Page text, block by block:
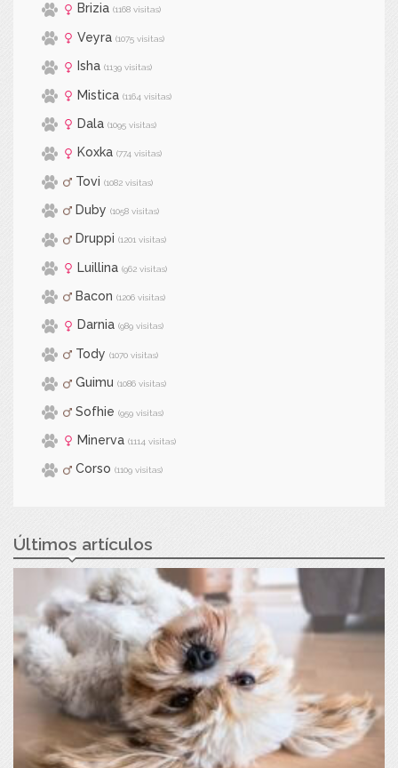
Brizia (1168 visitas)
Veyra (1075 visitas)
Isha (1139 visitas)
Mistica (1164 visitas)
Dala (1095 visitas)
Koxka (774 visitas)
Tovi (1082 visitas)
Duby (1058 visitas)
Druppi (1201 visitas)
Luillina (962 visitas)
Bacon (1206 visitas)
Darnia (989 visitas)
Tody (1070 visitas)
Guimu (1086 visitas)
Sofhie (959 visitas)
Minerva (1114 visitas)
Corso (1109 visitas)
Últimos artículos